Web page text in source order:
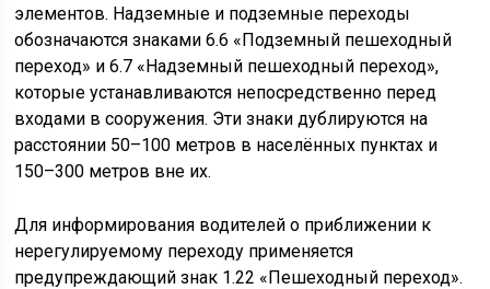
элементов. Надземные и подземные переходы
обозначаются знаками 6.6 «Подземный пешеходный
переход» и 6.7 «Надземный пешеходный переход»,
которые устанавливаются непосредственно перед
входами в сооружения. Эти знаки дублируются на
расстоянии 50–100 метров в населённых пунктах и
150–300 метров вне их.
Для информирования водителей о приближении к
нерегулируемому переходу применяется
предупреждающий знак 1.22 «Пешеходный переход».